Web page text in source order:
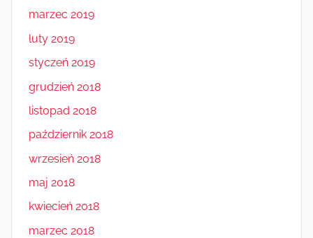
marzec 2019
luty 2019
styczeń 2019
grudzień 2018
listopad 2018
październik 2018
wrzesień 2018
maj 2018
kwiecień 2018
marzec 2018